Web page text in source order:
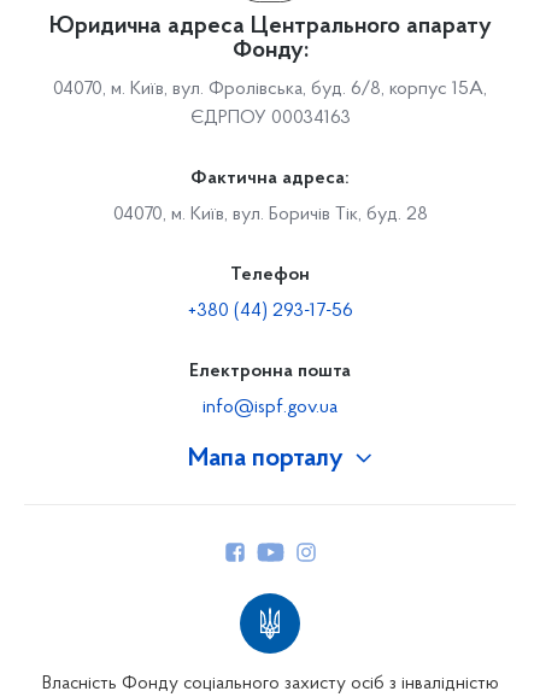
Мапа порталу
Юридична адреса Центрального апарату
Фонду:
04070, м. Київ, вул. Фролівська, буд. 6/8, корпус 15А,
ЄДРПОУ 00034163
Фактична адреса:
04070, м. Київ, вул. Боричів Тік, буд. 28
Телефон
+380 (44) 293-17-56
Електронна пошта
info@ispf.gov.ua
Власність Фонду соціального захисту осіб з інвалідністю